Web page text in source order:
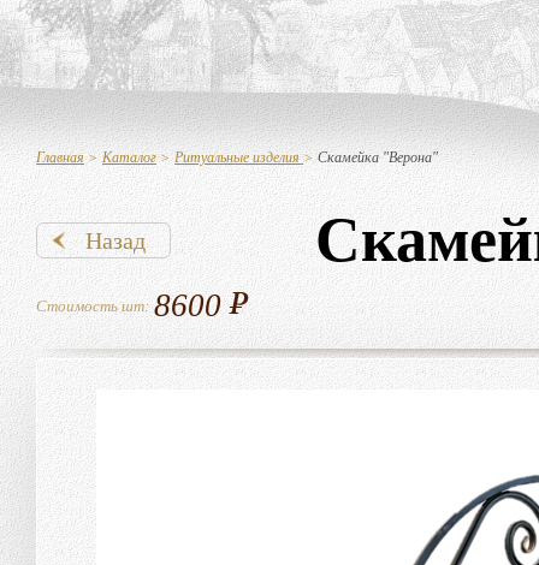
Главная > Каталог> Ритуальные изделия> Скамейка "Верона"
Назад
Стоимость шт: 8600